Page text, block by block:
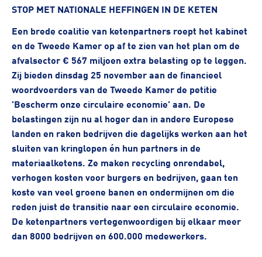
STOP MET NATIONALE HEFFINGEN IN DE KETEN
Een brede coalitie van ketenpartners roept het kabinet
en de Tweede Kamer op af te zien van het plan om de
afvalsector € 567 miljoen extra belasting op te leggen.
Zij bieden dinsdag 25 november aan de financieel
woordvoerders van de Tweede Kamer de petitie
'Bescherm onze circulaire economie' aan. De
belastingen zijn nu al hoger dan in andere Europese
landen en raken bedrijven die dagelijks werken aan het
sluiten van kringlopen én hun partners in de
materiaalketens. Ze maken recycling onrendabel,
verhogen kosten voor burgers en bedrijven, gaan ten
koste van veel groene banen en ondermijnen om die
reden juist de transitie naar een circulaire economie.
De ketenpartners vertegenwoordigen bij elkaar meer
dan 8000 bedrijven en 600.000 medewerkers.